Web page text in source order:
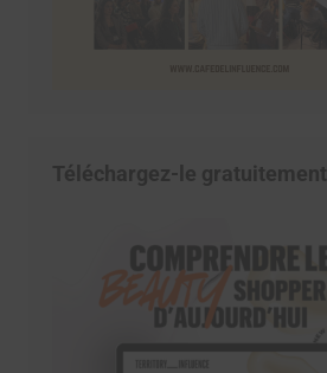
Téléchargez-le gratuitement